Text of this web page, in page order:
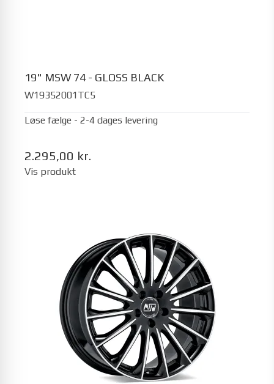
19" MSW 74 - GLOSS BLACK
W19352001TC5
Løse fælge - 2-4 dages levering
2.295,00 kr.
Vis produkt